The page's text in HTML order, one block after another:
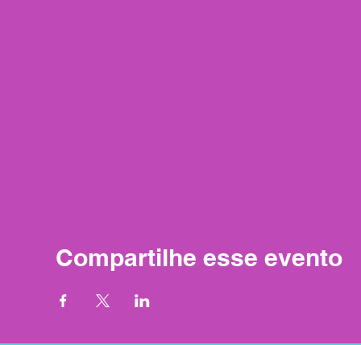
Compartilhe esse evento